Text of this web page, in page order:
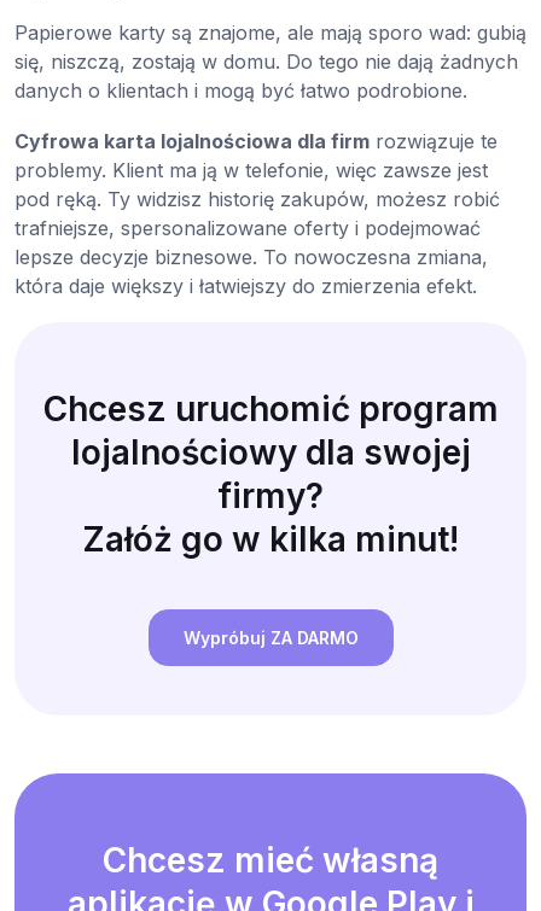
Papierowe karty są znajome, ale mają sporo wad: gubią
się, niszczą, zostają w domu. Do tego nie dają żadnych
danych o klientach i mogą być łatwo podrobione.
Cyfrowa karta lojalnościowa dla firm rozwiązuje te
problemy. Klient ma ją w telefonie, więc zawsze jest
pod ręką. Ty widzisz historię zakupów, możesz robić
trafniejsze, spersonalizowane oferty i podejmować
lepsze decyzje biznesowe. To nowoczesna zmiana,
która daje większy i łatwiejszy do zmierzenia efekt.
Chcesz uruchomić program
lojalnościowy dla swojej
firmy?
Załóż go w kilka minut!
Wypróbuj ZA DARMO
Chcesz mieć własną